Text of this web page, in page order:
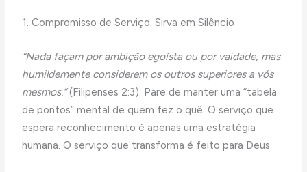
1. Compromisso de Serviço: Sirva em Silêncio
“Nada façam por ambição egoísta ou por vaidade, mas
humildemente considerem os outros superiores a vós
mesmos.”(Filipenses 2:3). Pare de manter uma “tabela
de pontos” mental de quem fez o quê. O serviço que
espera reconhecimento é apenas uma estratégia
humana. O serviço que transforma é feito para Deus.